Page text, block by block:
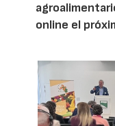
online el